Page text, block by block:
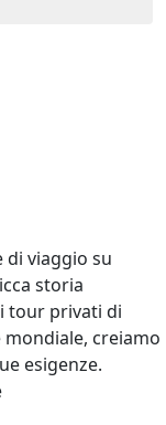
viaggio su
storia
tour privati di
creiamo
esigenze.